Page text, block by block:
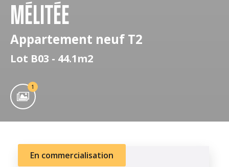
MÉLITÉE
Appartement neuf T2
Lot B03 - 44.1m2
1
En commercialisation